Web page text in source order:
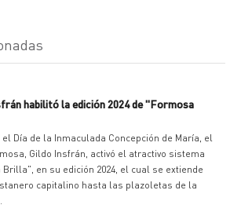
habilitó la edición 2024 de "Formosa
el Día de la Inmaculada Concepción de María, el
Gildo Insfrán, activó el atractivo sistema
en su edición 2024, el cual se extiende
capitalino hasta las plazoletas de la